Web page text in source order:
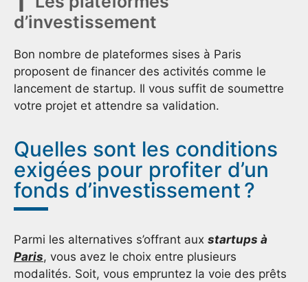
d’investissement
Bon nombre de plateformes sises à Paris
proposent de financer des activités comme le
lancement de startup. Il vous suffit de soumettre
votre projet et attendre sa validation.
Quelles sont les conditions
exigées pour profiter d’un
fonds d’investissement ?
Parmi les alternatives s’offrant aux startups à
Paris, vous avez le choix entre plusieurs
modalités. Soit, vous empruntez la voie des prêts